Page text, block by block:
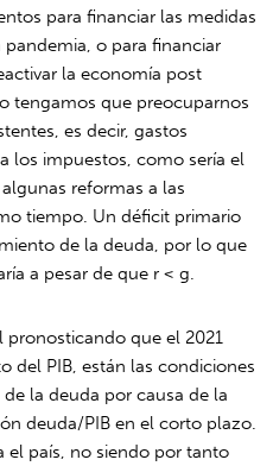
para financiar las medidas
o para financiar
la economía post
tengamos que preocuparnos
es decir, gastos
los impuestos, como sería el
reformas a las
tiempo. Un déficit primario
de la deuda, por lo que
a pesar de que r < g.
que el 2021
del PIB, están las condiciones
la deuda por causa de la
deuda/PIB en el corto plazo.
el país, no siendo por tanto